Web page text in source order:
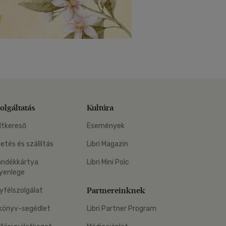
és szállítás
segédlet
Kultúra
Események
Libri Magazin
Libri Mini Polc
Partnereinknek
Libri Partner Program